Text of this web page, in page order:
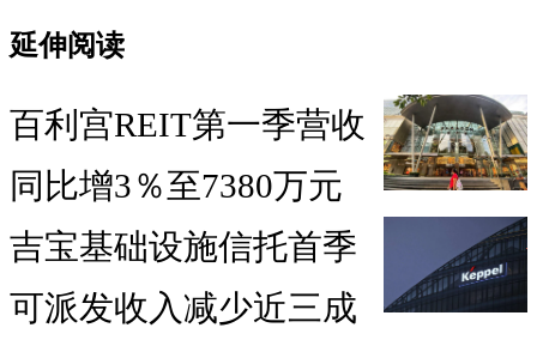
延伸阅读
百利宫REIT第一季营收
同比增3％至7380万元
吉宝基础设施信托首季
可派发收入减少近三成